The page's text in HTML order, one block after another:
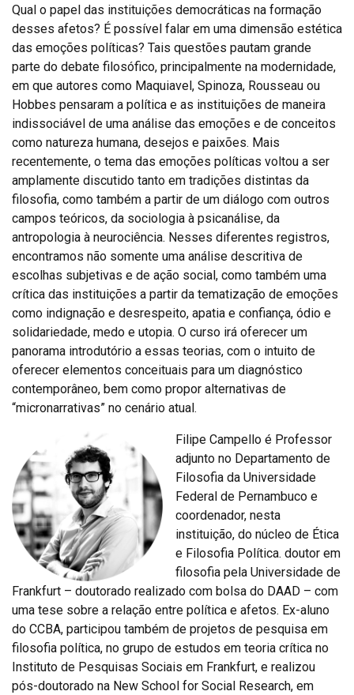
Qual o papel das instituições democráticas na formação
desses afetos? É possível falar em uma dimensão estética
das emoções políticas? Tais questões pautam grande
parte do debate filosófico, principalmente na modernidade,
em que autores como Maquiavel, Spinoza, Rousseau ou
Hobbes pensaram a política e as instituições de maneira
indissociável de uma análise das emoções e de conceitos
como natureza humana, desejos e paixões. Mais
recentemente, o tema das emoções políticas voltou a ser
amplamente discutido tanto em tradições distintas da
filosofia, como também a partir de um diálogo com outros
campos teóricos, da sociologia à psicanálise, da
antropologia à neurociência. Nesses diferentes registros,
encontramos não somente uma análise descritiva de
escolhas subjetivas e de ação social, como também uma
crítica das instituições a partir da tematização de emoções
como indignação e desrespeito, apatia e confiança, ódio e
solidariedade, medo e utopia. O curso irá oferecer um
panorama introdutório a essas teorias, com o intuito de
oferecer elementos conceituais para um diagnóstico
contemporâneo, bem como propor alternativas de
“micronarrativas” no cenário atual.
Filipe Campello é Professor
adjunto no Departamento de
Filosofia da Universidade
Federal de Pernambuco e
coordenador, nesta
instituição, do núcleo de Ética
e Filosofia Política. doutor em
filosofia pela Universidade de
Frankfurt – doutorado realizado com bolsa do DAAD – com
uma tese sobre a relação entre política e afetos. Ex-aluno
do CCBA, participou também de projetos de pesquisa em
filosofia política, no grupo de estudos em teoria crítica no
Instituto de Pesquisas Sociais em Frankfurt, e realizou
pós-doutorado na New School for Social Research, em